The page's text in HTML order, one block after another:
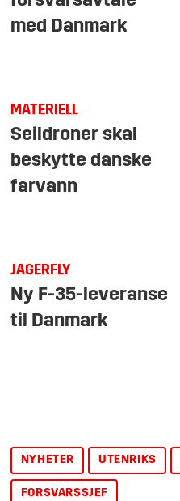
med Danmark
MATERIELL
Seildroner skal
beskytte danske
farvann
JAGERFLY
Ny F-35-le­ve­ran­se
til Danmark
NYHETER UTENRIKS
FORSVARSSJEF